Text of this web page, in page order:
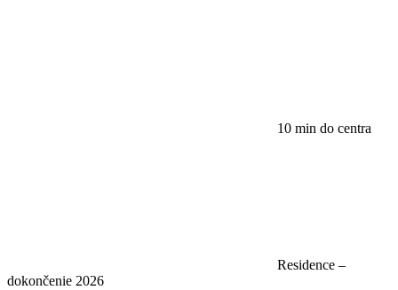
10 min do centra
Residence –
dokončenie 2026